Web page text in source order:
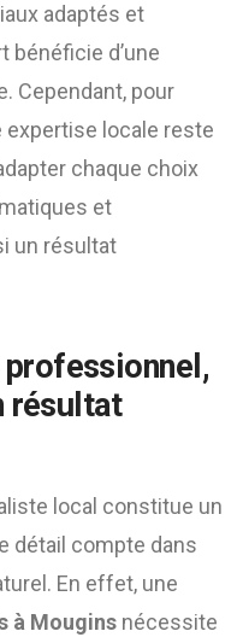
adaptés et
bénéficie d’une
Cependant, pour
expertise locale reste
chaque choix
et
un résultat
professionnel,
résultat
local constitue un
détail compte dans
En effet, une
à Mougins nécessite